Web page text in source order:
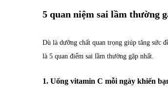
5 quan niệm sai lầm thường
Dù là dưỡng chất quan trọng giúp tăng sức
là 5 quan điểm sai lầm thường gặp nhất.
1. Uống vitamin C mỗi ngày khiến